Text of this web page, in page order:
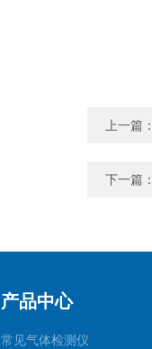
上一篇
下一篇
产品中心
常见气体检测仪